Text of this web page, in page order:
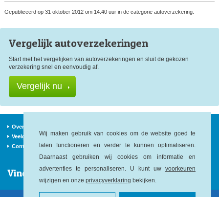
Wij maken gebruik van cookies om de website goed te
laten functioneren en verder te kunnen optimaliseren.
Daarnaast gebruiken wij cookies om informatie en
advertenties te personaliseren. U kunt uw voorkeuren
wijzigen en onze privacyverklaring bekijken.
Gepubliceerd op 31 oktober 2012 om 14:40 uur in de categorie autoverzekering.
Vergelijk autoverzekeringen
Start met het vergelijken van autoverzekeringen en sluit de gekozen
verzekering snel en eenvoudig af.
Vergelijk nu
Over ons
Veelgestelde vragen
Begrippen
Sitemap
Contact
Vind ons op: